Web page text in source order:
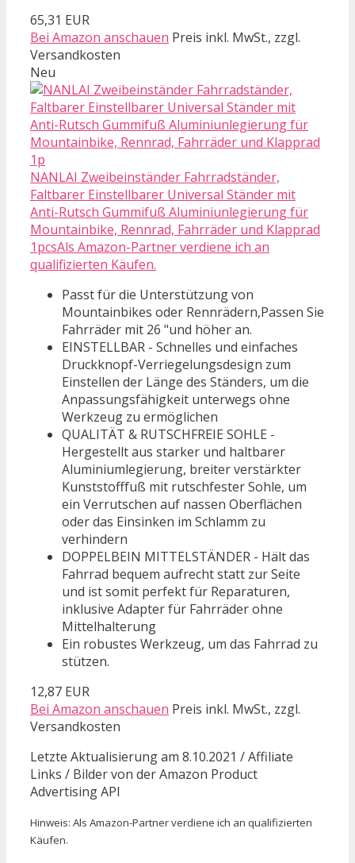
65,31 EUR
Bei Amazon anschauen Preis inkl. MwSt., zzgl.
Versandkosten
Neu
NANLAI Zweibeinständer Fahrradständer,
Faltbarer Einstellbarer Universal Ständer mit
Anti-Rutsch Gummifuß Aluminiunlegierung für
Mountainbike, Rennrad, Fahrräder und Klapprad
1pcsAls Amazon-Partner verdiene ich an
qualifizierten Käufen.
Passt für die Unterstützung von
Mountainbikes oder Rennrädern,Passen Sie
Fahrräder mit 26 "und höher an.
EINSTELLBAR - Schnelles und einfaches
Druckknopf-Verriegelungsdesign zum
Einstellen der Länge des Ständers, um die
Anpassungsfähigkeit unterwegs ohne
Werkzeug zu ermöglichen
QUALITÄT & RUTSCHFREIE SOHLE -
Hergestellt aus starker und haltbarer
Aluminiumlegierung, breiter verstärkter
Kunststofffuß mit rutschfester Sohle, um
ein Verrutschen auf nassen Oberflächen
oder das Einsinken im Schlamm zu
verhindern
DOPPELBEIN MITTELSTÄNDER - Hält das
Fahrrad bequem aufrecht statt zur Seite
und ist somit perfekt für Reparaturen,
inklusive Adapter für Fahrräder ohne
Mittelhalterung
Ein robustes Werkzeug, um das Fahrrad zu
stützen.
12,87 EUR
Bei Amazon anschauen Preis inkl. MwSt., zzgl.
Versandkosten
Letzte Aktualisierung am 8.10.2021 / Affiliate
Links / Bilder von der Amazon Product
Advertising API
Hinweis: Als Amazon-Partner verdiene ich an qualifizierten
Käufen.